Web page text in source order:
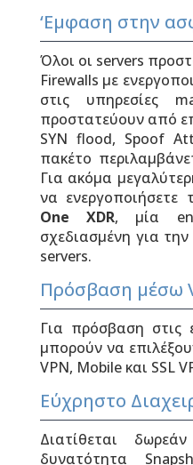
‘Εμφαση στην
Όλοι οι servers
Firewalls με
στις υπηρεσίες
προστατεύουν από
SYN flood, Spoof
πακέτο
Για ακόμα
να ενεργοποιήσετε
One XDR, μία
σχεδιασμένη για
servers.
Πρόσβαση μέσω
Για πρόσβαση στις
μπορούν να
VPN, Mobile και SSL
Εύχρηστο
Διατίθεται
δυνατότητα